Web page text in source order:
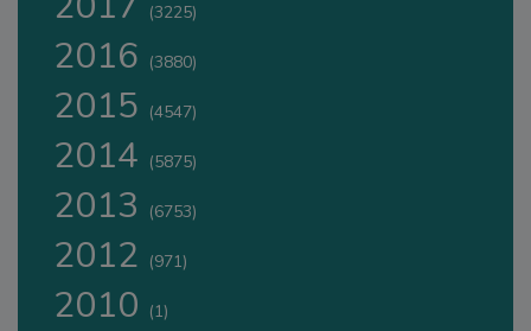
(3225)
2016 (3880)
2015 (4547)
2014 (5875)
2013 (6753)
2012 (971)
2010 (1)